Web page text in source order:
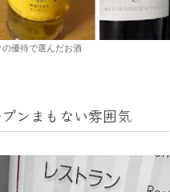
の優待で選んだお酒
プンまもない雰囲気